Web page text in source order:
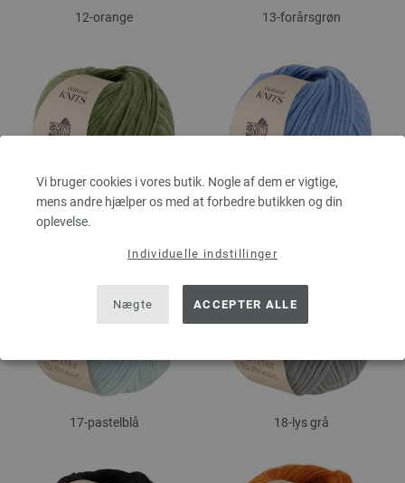
Vi bruger cookies i vores butik. Nogle af dem er vigtige,
mens andre hjælper os med at forbedre butikken og din
oplevelse.
Individuelle indstillinger
Nægte ACCEPTER ALLE
12-orange 13-forårsgrøn
14-bladgrøn
17-pastelblå 18-lys grå